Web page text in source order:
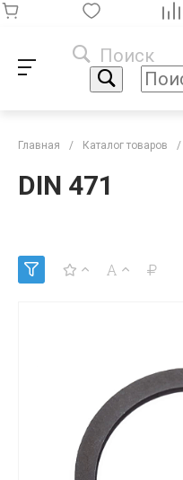
Поиск
Главная / Каталог товаров /
DIN 471